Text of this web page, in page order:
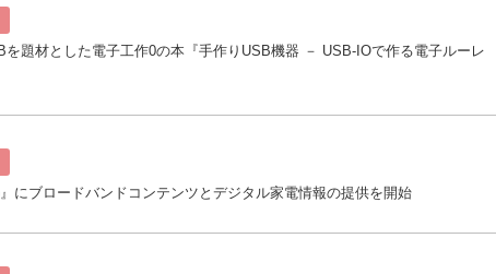
を題材とした電子工作0の本『手作りUSB機器 － USB-IOで作る電子ルーレ
にブロードバンドコンテンツとデジタル家電情報の提供を開始